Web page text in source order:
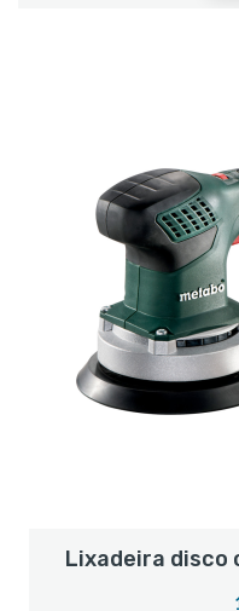
Lixadeira disco